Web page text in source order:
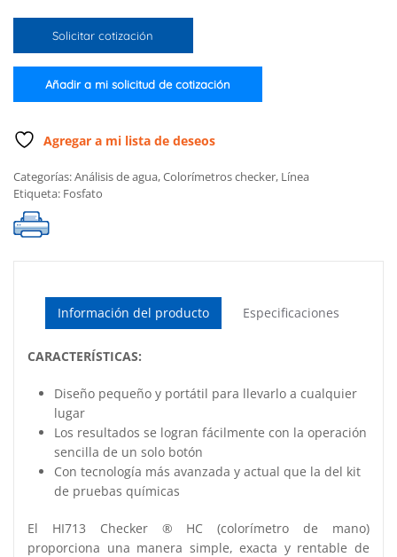
para
fosfato
cantidad
Solicitar cotización
Añadir a mi solicitud de cotización
Agregar a mi lista de deseos
Categorías:Análisis de agua,Colorímetros checker, Línea
Etiqueta: Fosfato
Información del producto Especificaciones
CARACTERÍSTICAS:
Diseño pequeño y portátil para llevarlo a cualquier
lugar
Los resultados se logran fácilmente con la operación
sencilla de un solo botón
Con tecnología más avanzada y actual que la del kit
de pruebas químicas
El HI713 Checker ® HC (colorímetro de mano)
proporciona una manera simple, exacta y rentable de